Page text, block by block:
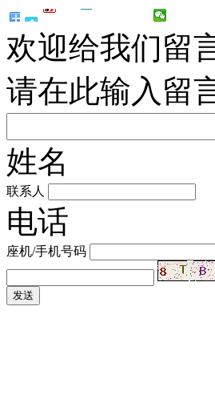
欢迎给我们留
请在此输入留
姓名
联系人
电话
座机/手机号码